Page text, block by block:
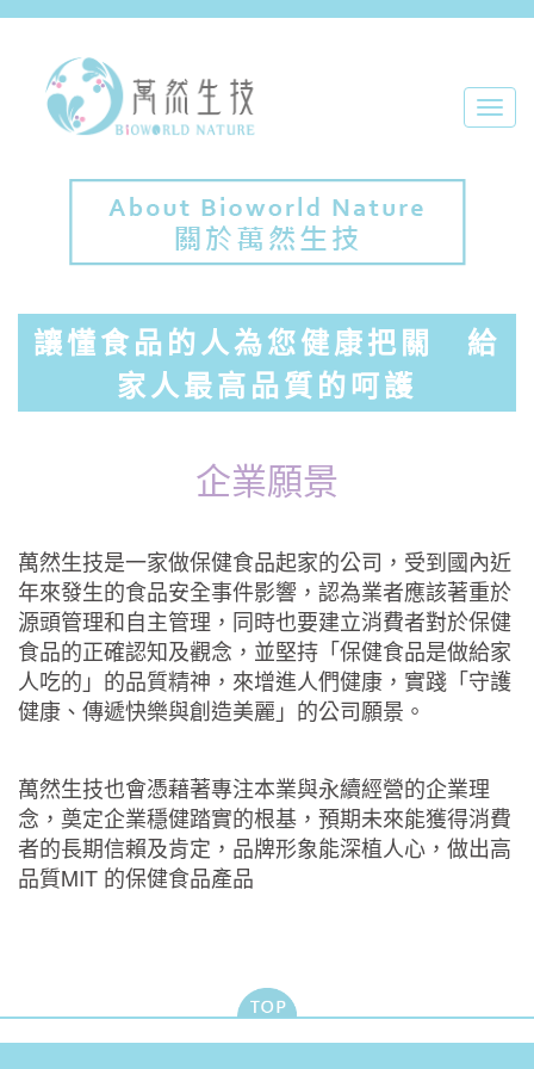
讓懂食品的人為您健康把關 給
家人最高品質的呵護
企業願景
萬然生技是一家做保健食品起家的公司，受到國內近
年來發生的食品安全事件影響，認為業者應該著重於
源頭管理和自主管理，同時也要建立消費者對於保健
食品的正確認知及觀念，並堅持「保健食品是做給家
人吃的」的品質精神，來增進人們健康，實踐「守護
健康、傳遞快樂與創造美麗」的公司願景。
萬然生技也會憑藉著專注本業與永續經營的企業理
念，奠定企業穩健踏實的根基，預期未來能獲得消費
者的長期信賴及肯定，品牌形象能深植人心，做出高
品質MIT 的保健食品產品